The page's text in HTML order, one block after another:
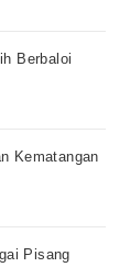
Berbaloi
Kematangan
Pisang